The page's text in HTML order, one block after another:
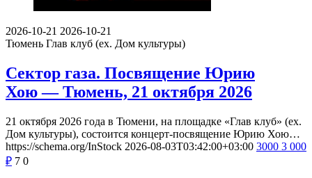
2026-10-21 2026-10-21
Тюмень Глав клуб (ex. Дом культуры)
Сектор газа. Посвящение Юрию
Хою — Тюмень, 21 октября 2026
21 октября 2026 года в Тюмени, на площадке «Глав клуб» (ex.
Дом культуры), состоится концерт-посвящение Юрию Хою…
https://schema.org/InStock 2026-08-03T03:42:00+03:00 3000 3 000
₽ 7 0